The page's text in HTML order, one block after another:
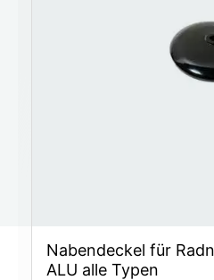
Nabendeckel für
ALU alle Typen